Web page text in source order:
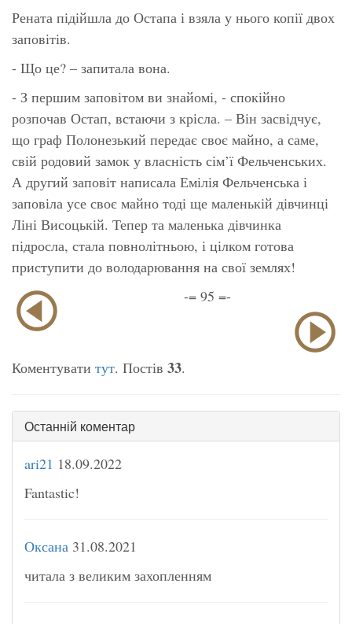
Рената підійшла до Остапа і взяла у нього копії двох
заповітів.
- Що це? – запитала вона.
- З першим заповітом ви знайомі, - спокійно
розпочав Остап, встаючи з крісла. – Він засвідчує,
що граф Полонезький передає своє майно, а саме,
свій родовий замок у власність сім’ї Фельченських.
А другий заповіт написала Емілія Фельченська і
заповіла усе своє майно тоді ще маленькій дівчинці
Ліні Висоцькій. Тепер та маленька дівчинка
підросла, стала повнолітньою, і цілком готова
приступити до володарювання на свої землях!
-= 95 =-
Коментувати тут. Постів 33.
Останній коментар
ari21 18.09.2022
Fantastic!
Оксана 31.08.2021
читала з великим захопленням